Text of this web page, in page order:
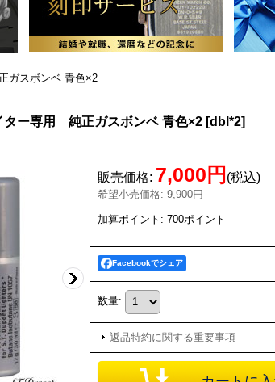
ガスボンベ 青色×2
ー専用 純正ガスボンベ 青色×2 [dbl*2]
販売価格: 7,000円 (税込)
希望小売価格: 9,900円
加算ポイント: 700ポイント
Facebookでシェア
数量:
返品特約に関する重要事項